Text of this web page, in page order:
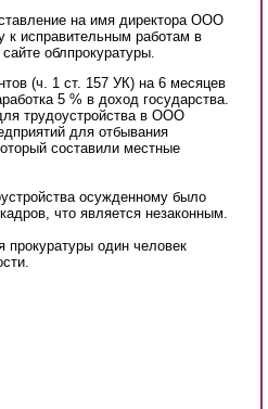
на имя директора ООО
к исправительным работам в
облпрокуратуры.
(ч. 1 ст. 157 УК) на 6 месяцев
5 % в доход государства.
трудоустройства в ООО
для отбывания
составили местные
осужденному было
что является незаконным.
прокуратуры один человек